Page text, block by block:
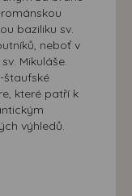
baziliku sv.
neboť v
Mikuláše.
štaufské
které patří k
výhledů.